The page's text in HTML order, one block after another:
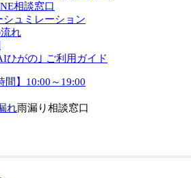
相談窓口
ュミレーション
れ
ひがの｣ ご利用ガイド
間】10:00～19:00
れ雨漏り相談窓口